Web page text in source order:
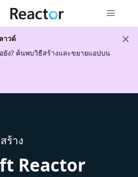
าวด์
ยัง? ค้นพบวิธีสร้างและขยายแอปบน
ร้าง
Reactor